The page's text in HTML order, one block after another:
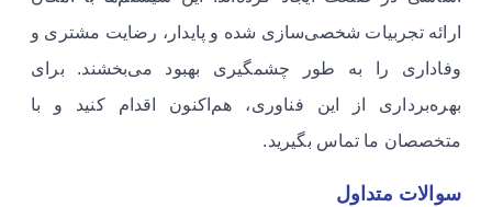
ارائه تجربیات شخصی‌سازی شده و پایدار، رضایت مشتری و
وفاداری را به طور چشمگیری بهبود می‌بخشند. برای
بهره‌برداری از این فناوری، هم‌اکنون اقدام کنید و با
متخصصان ما تماس بگیرید.
سوالات متداول